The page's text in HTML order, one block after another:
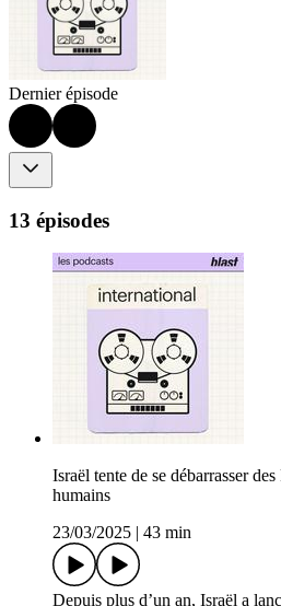
Dernier épisode
13 épisodes
Israël tente de se débarrasser
humains
23/03/2025
43 min
Depuis plus d’un an, Israël a